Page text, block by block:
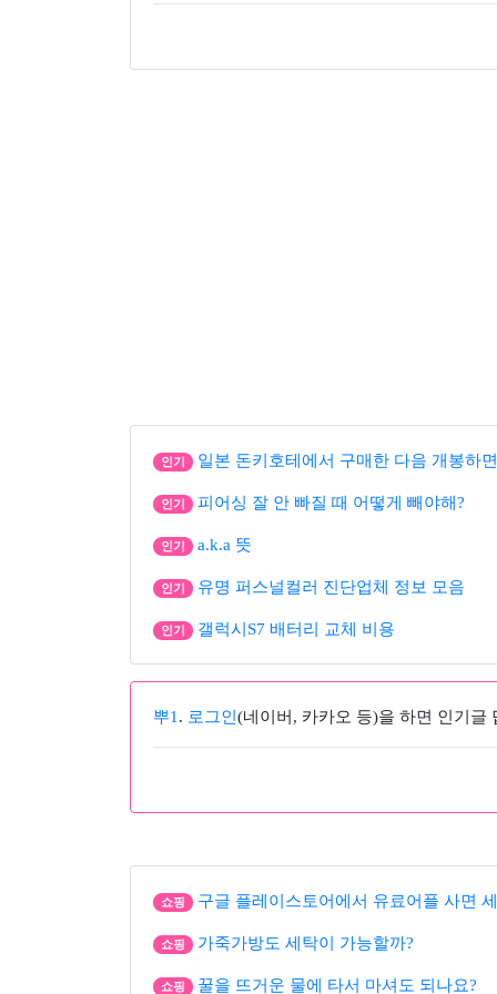
인기 일본 돈키호테에서 구매한 다음 개봉하
인기 피어싱 잘 안 빠질 때 어떻게 빼야해?
인기 a.k.a 뜻
인기 유명 퍼스널컬러 진단업체 정보 모음
인기 갤럭시S7 배터리 교체 비용
뿌1 . 로그인 (네이버, 카카오 등)을 하면 인기글
쇼핑 구글 플레이스토어에서 유료어플 사면
쇼핑 가죽가방도 세탁이 가능할까?
쇼핑 꿀을 뜨거운 물에 타서 마셔도 되나요?